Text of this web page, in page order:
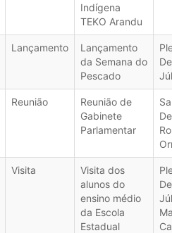
Indígena
TEKO Arandu
Lançamento
Lançamento
da Semana do
Pescado
Reunião
Reunião de
Gabinete
Parlamentar
Visita
Visita dos
alunos do
ensino médio
da Escola
Estadual